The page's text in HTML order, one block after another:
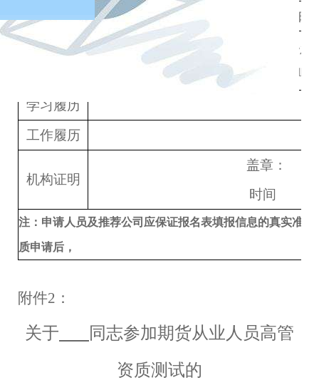
邮
现任何职
拟任何职
期货及
学习履历
工作履历
机构证明
盖章：
时间
注：申请人员及推荐公司应保证报名表填报信息的真实准确
质申请后，
附件2：
关于
同志参加期货从业人员高管
资质测试的